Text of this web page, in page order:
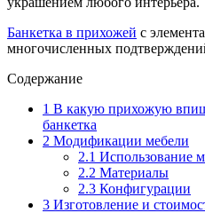
Банкетка в прихожей с
многочисленных
Содержание
1 В какую прихожую
банкетка
2 Модификации мебели
2.1 Использование
2.2 Материалы
2.3 Конфигурации
3 Изготовление и